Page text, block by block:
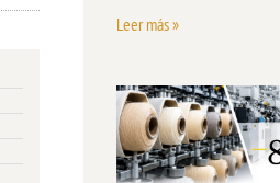
Leer más »